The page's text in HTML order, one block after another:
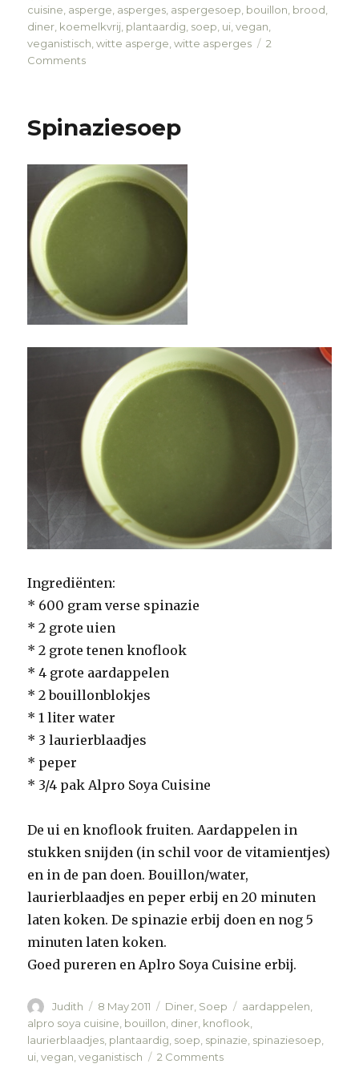
on
cuisine asperge asperges aspergesoep bouillon brood
diner koemelkvrij plantaardig soep ui ,vegan
veganistisch ,witte asperge ,witte asperges
2
Comments
Spinaziesoep
Ingrediënten:
* 600 gram verse spinazie
* 2 grote uien
* 2 grote tenen knoflook
* 4 grote aardappelen
* 2 bouillonblokjes
* 1 liter water
* 3 laurierblaadjes
* peper
* 3/4 pak Alpro Soya Cuisine
De ui en knoflook fruiten. Aardappelen in
stukken snijden (in schil voor de vitamientjes)
en in de pan doen. Bouillon/water,
laurierblaadjes en peper erbij en 20 minuten
laten koken. De spinazie erbij doen en nog 5
minuten laten koken.
Goed pureren en Aplro Soya Cuisine erbij.
Author
Judith
Posted
on
8 May 2011 Categories
Diner, Soep Tags
aardappelen,
alpro soya cuisine, bouillon, diner, knoflook,
laurierblaadjes, plantaardig, soep, spinazie, spinaziesoep,
ui,vegan,veganistisch 2 Comments